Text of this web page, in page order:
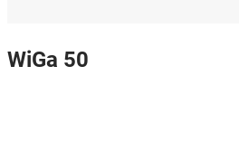
WiGa 50